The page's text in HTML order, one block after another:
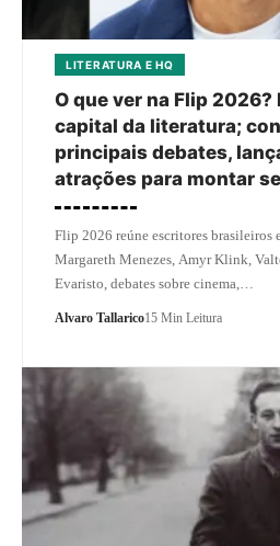
LITERATURA E HQ
O que ver na Flip 2026?
capital da literatura;
principais debates,
atrações para montar
Flip 2026 reúne escritores brasileiros
Margareth Menezes, Amyr Klink,
Evaristo, debates sobre cinema,…
Alvaro Tallarico15 Min Leitura